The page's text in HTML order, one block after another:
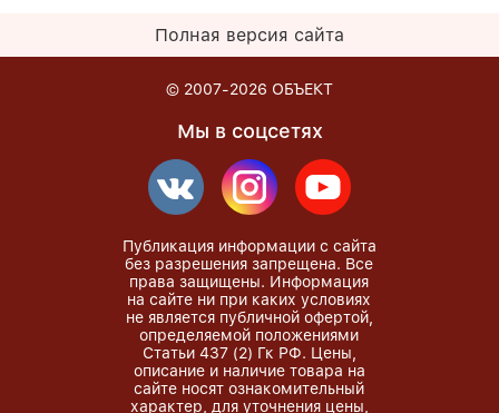
Полная версия сайта
© 2007-2026 ОБЪЕКТ
Мы в соцсетях
Публикация информации с сайта
без разрешения запрещена. Все
права защищены. Информация
на сайте ни при каких условиях
не является публичной офертой,
определяемой положениями
Статьи 437 (2) Гк РФ. Цены,
описание и наличие товара на
сайте носят ознакомительный
характер, для уточнения цены,